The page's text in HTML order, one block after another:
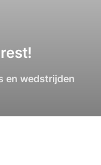
en wedstrijden